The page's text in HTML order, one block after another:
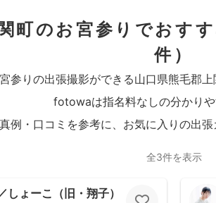
町のお宮参りでおす
件）
参りの出張撮影ができる山口県熊毛郡上
fotowaは指名料なしの分かりや
例・口コミを参考に、お気に入りの出
全3件を表示
しょーこ（旧・翔子）